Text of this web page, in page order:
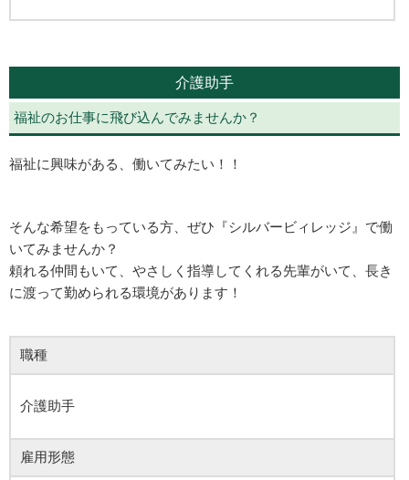
介護助手
福祉のお仕事に飛び込んでみませんか？
福祉に興味がある、働いてみたい！！
そんな希望をもっている方、ぜひ『シルバービィレッジ』で働
いてみませんか？
頼れる仲間もいて、やさしく指導してくれる先輩がいて、長き
に渡って勤められる環境があります！
職種
介護助手
雇用形態